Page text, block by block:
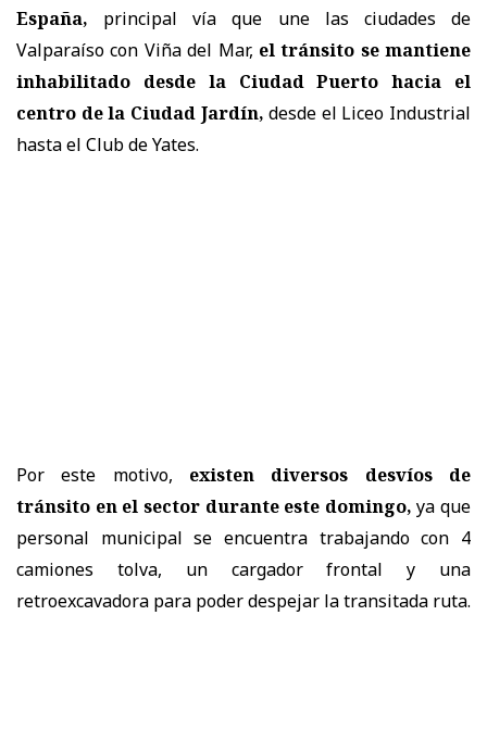
España, principal vía que une las ciudades de
Valparaíso con Viña del Mar, el tránsito se mantiene
inhabilitado desde la Ciudad Puerto hacia el
centro de la Ciudad Jardín, desde el Liceo Industrial
hasta el Club de Yates.
Por este motivo, existen diversos desvíos de
tránsito en el sector durante este domingo, ya que
personal municipal se encuentra trabajando con 4
camiones tolva, un cargador frontal y una
retroexcavadora para poder despejar la transitada ruta.